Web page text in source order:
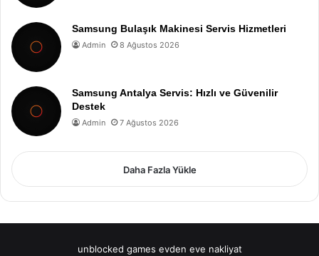
Samsung Bulaşık Makinesi Servis Hizmetleri
Admin 8 Ağustos 2026
Samsung Antalya Servis: Hızlı ve Güvenilir
Destek
Admin 7 Ağustos 2026
Daha Fazla Yükle
unblocked games evden eve nakliyat